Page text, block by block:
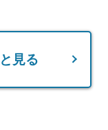
見る